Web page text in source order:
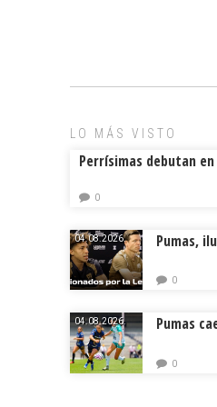
o
d
LO MÁS VISTO
Perrísimas debutan
0
04.08.2026. Pumas,
0
04.08.2026. Pumas
0